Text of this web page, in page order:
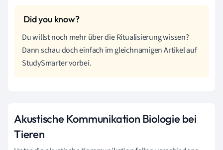
Du willst noch mehr über die Ritualisierung wissen?
Dann schau doch einfach im gleichnamigen Artikel auf
StudySmarter vorbei.
Akustische Kommunikation Biologie bei
Tieren